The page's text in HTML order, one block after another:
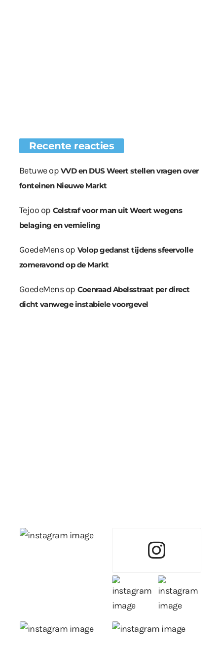
Recente reacties
Betuweop VVD en DUS Weert stellen vragen over
fonteinen Nieuwe Markt
Tejoo op Celstraf voor man uit Weert wegens
belaging en vernieling
GoedeMensop Volop gedanst tijdens sfeervolle
zomeravond op de Markt
GoedeMensop Coenraad Abelsstraat per direct
dicht vanwege instabiele voorgevel